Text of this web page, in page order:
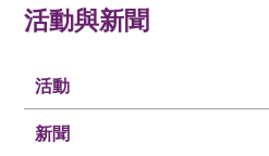
活動與新聞
活動
新聞